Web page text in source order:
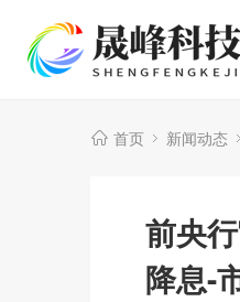
首页 新闻动态
前央
降息-